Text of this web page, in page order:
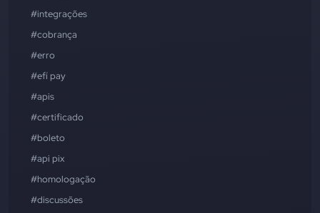
#integrações
#cobrança
#erro
#efí pay
#apis
#certificado
#boleto
#api pix
#homologação
#discussões